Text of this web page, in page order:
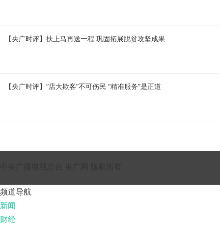
【央广时评】扶上马再送一程 巩固拓展脱贫攻坚成果
【央广时评】“店大欺客”不可伤民 “精准服务”是正道
频道导航
新闻
财经